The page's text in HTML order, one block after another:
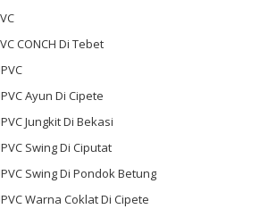
CONCH Di Tebet
Ayun Di Cipete
Jungkit Di Bekasi
Swing Di Ciputat
Swing Di Pondok Betung
Warna Coklat Di Cipete